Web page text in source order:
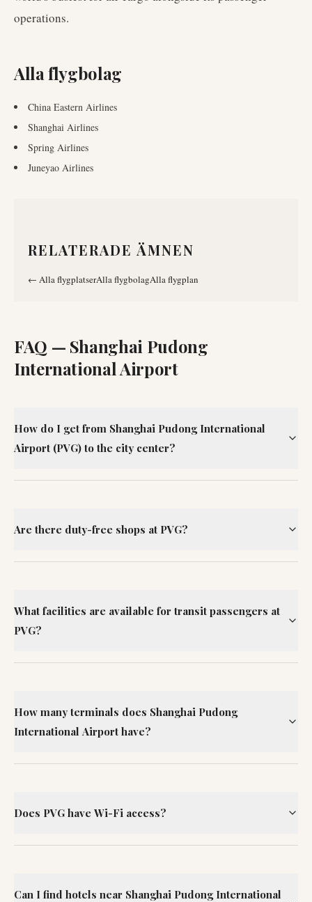
operations.
Alla flygbolag
China Eastern Airlines
Shanghai Airlines
Spring Airlines
Juneyao Airlines
RELATERADE ÄMNEN
← Alla flygplatserAlla flygbolagAlla flygplan
FAQ — Shanghai Pudong
International Airport
How do I get from Shanghai Pudong International
Airport (PVG) to the city center?
Are there duty-free shops at PVG?
What facilities are available for transit passengers at
PVG?
How many terminals does Shanghai Pudong
International Airport have?
Does PVG have Wi-Fi access?
Can I find hotels near Shanghai Pudong International